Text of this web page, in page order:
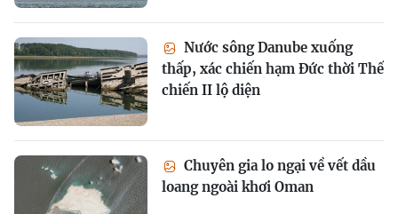
Nước sông Danube xuống
thấp, xác chiến hạm Đức thời Thế
chiến II lộ diện
Chuyên gia lo ngại về vết dầu
loang ngoài khơi Oman